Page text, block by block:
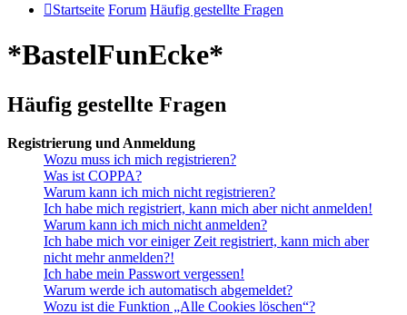
Startseite Forum Häufig gestellte Fragen
*BastelFunEcke*
Häufig gestellte Fragen
Registrierung und Anmeldung
Wozu muss ich mich registrieren?
Was ist COPPA?
Warum kann ich mich nicht registrieren?
Ich habe mich registriert, kann mich aber nicht anmelden!
Warum kann ich mich nicht anmelden?
Ich habe mich vor einiger Zeit registriert, kann mich aber
nicht mehr anmelden?!
Ich habe mein Passwort vergessen!
Warum werde ich automatisch abgemeldet?
Wozu ist die Funktion „Alle Cookies löschen“?